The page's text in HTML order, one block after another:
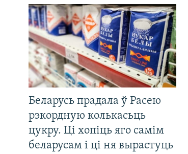
Беларусь прадала ў Расею
рэкордную колькасьць
цукру. Ці хопіць яго самім
беларусам і ці ня вырастуць